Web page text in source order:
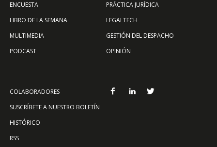
ENCUESTA
LIBRO DE LA SEMANA
MULTIMEDIA
PODCAST
PRÁCTICA JURÍDICA
LEGALTECH
GESTIÓN DEL DESPACHO
OPINIÓN
COLABORADORES
SUSCRÍBETE A NUESTRO BOLETÍN
HISTÓRICO
RSS